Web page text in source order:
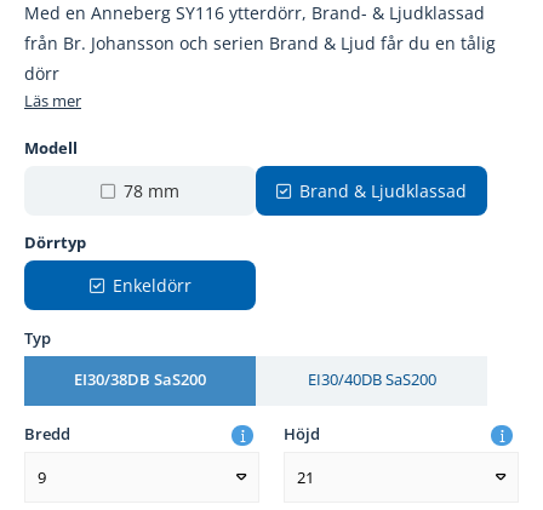
Med en Anneberg SY116 ytterdörr, Brand- & Ljudklassad
från Br. Johansson och serien Brand & Ljud får du en tålig
dörr
Läs mer
Modell
78 mm Brand & Ljudklassad
Dörrtyp
Enkeldörr
Typ
EI30/38DB SaS200 EI30/40DB SaS200
Bredd
9
Höjd
21